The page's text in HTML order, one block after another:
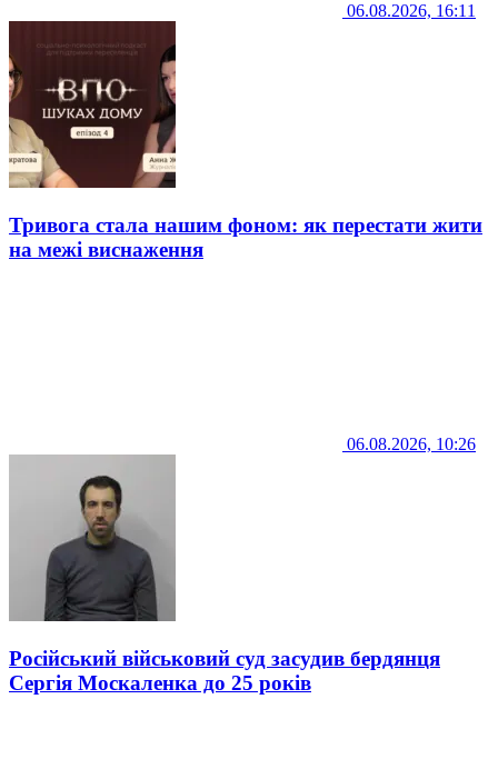
06.08.2026, 16:11
Тривога стала нашим фоном: як перестати жити
на межі виснаження
06.08.2026, 10:26
Російський військовий суд засудив бердянця
Сергія Москаленка до 25 років